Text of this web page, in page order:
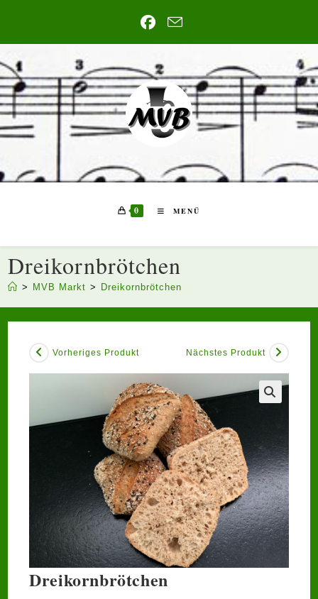
0 MENÜ
Dreikornbrötchen
> MVB Markt > Dreikornbrötchen
Vorheriges Produkt Nächstes Produkt
Dreikornbrötchen